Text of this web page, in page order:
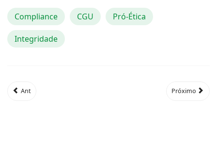
Compliance CGU Pró-Ética
Integridade
Ant Próximo